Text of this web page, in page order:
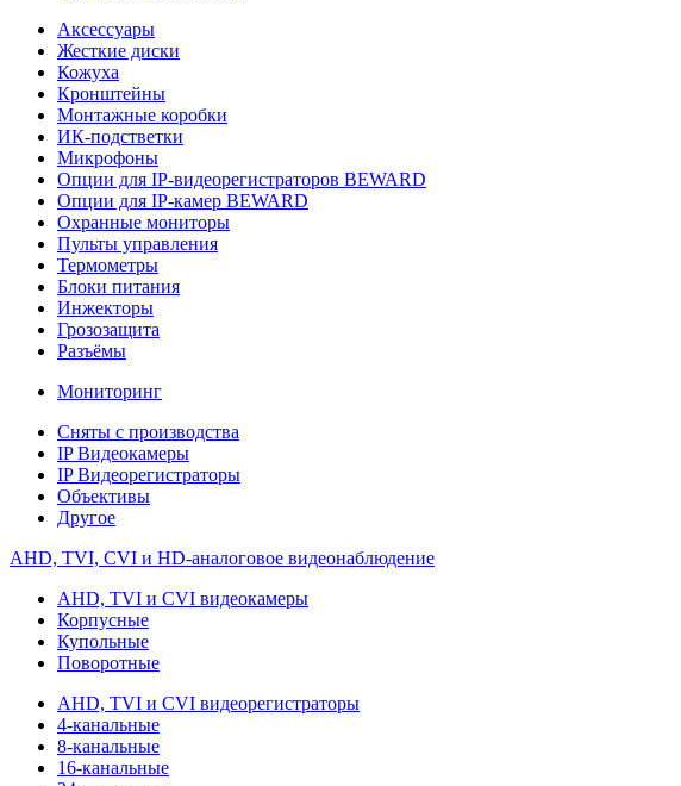
Аксессуары
Жесткие диски
Кожуха
Кронштейны
Монтажные коробки
ИК-подстветки
Микрофоны
Опции для IP-видеорегистраторов BEWARD
Опции для IP-камер BEWARD
Охранные мониторы
Пульты управления
Термометры
Блоки питания
Инжекторы
Грозозащита
Разъёмы
Мониторинг
Сняты с производства
IP Видеокамеры
IP Видеорегистраторы
Объективы
Другое
AHD, TVI, CVI и HD-аналоговое видеонаблюдение
AHD, TVI и CVI видеокамеры
Корпусные
Купольные
Поворотные
AHD, TVI и CVI видеорегистраторы
4-канальные
8-канальные
16-канальные